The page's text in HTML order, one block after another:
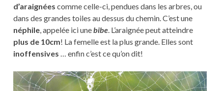
d’araignées comme celle-ci, pendues dans les arbres, ou
dans des grandes toiles au dessus du chemin. C’est une
néphile, appelée ici unebibe. L’araignée peut atteindre
plus de 10cm! La femelle est la plus grande. Elles sont
inoffensives … enfin c’est ce qu’on dit!